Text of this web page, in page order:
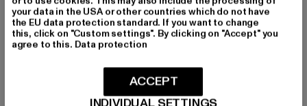
your data in the USA or other countries which do not have
the EU data protection standard. If you want to change
this, click on "Custom settings". By clicking on "Accept" you
agree to this. Data protection
ACCEPT